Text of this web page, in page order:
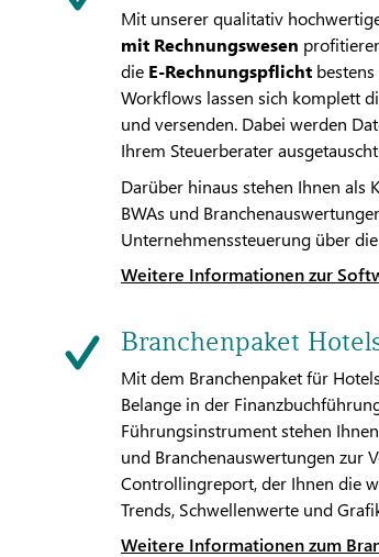
Mit unserer qualitativ
mit Rechnungswesen
die E-Rechnungspflicht
Workflows lassen sich komplett
und versenden. Dabei werden
Ihrem Steuerberater
Darüber hinaus stehen Ihnen
BWAs und
Unternehmenssteuerung über
Weitere Informationen zur
Branchenpaket
Mit dem Branchenpaket für
Belange in der
Führungsinstrument stehen
und Branchenauswertungen zur
Controllingreport, der Ihnen die
Trends, Schwellenwerte und
Weitere Informationen zum